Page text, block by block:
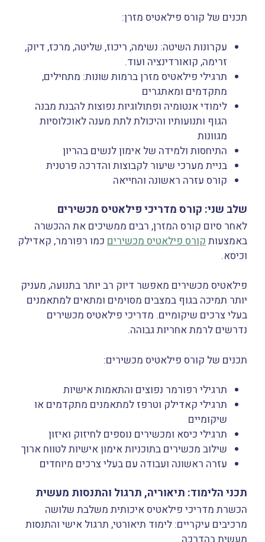
תכנים של קורס פילאטיס מזרן:
עקרונות השיטה: נשימה, ריכוז, שליטה, מרכז, דיוק,
זרימה, קואורדינציה ועוד.
תרגילי פילאטיס מזרן ברמות שונות: מתחילים,
מתקדמים ומאתגרים
לימודי אנטומיה ופתולוגיות נפוצות להבנת מבנה
הגוף ותנועותיו והיכולת לתת מענה לאוכלוסיות
מגוונות
התיחסות ולמידה של אימון לנשים בהריון
בניית מערכי שיעור לקבוצות והדרכה פרטנית
קורס עזרה ראשונה והחייאה
שלב שני: קורס מדריכי פילאטיס מכשירים
לאחר סיום קורס המזרן, רבים ממשיכים את ההכשרה
באמצעות קורס פילאטיס מכשירים כמו רפורמר, קאדילק
וכיסא.
פילאטיס מכשירים מאפשר דיוק רב יותר בתנועה, מעניק
יותר תמיכה בגוף במצבים מסוימים ומתאים למתאמנים
בעלי צרכים שיקומיים. מדריכי פילאטיס מכשירים
נדרשים לרמת אחריות גבוהה.
תכנים של קורס פילאטיס מכשירים:
תרגילי רפורמר נפוצים והתאמות אישיות
תרגילי קאדילק וטרפז למתאמנים מתקדמים או
שיקומיים
תרגילי כיסא ומכשירים נוספים לחיזוק ואיזון
שילוב מכשירים בתוכניות אימון אישיות לטווח ארוך
עזרה ראשונה ועבודה עם בעלי צרכים מיוחדים
תכני הלימוד: תיאוריה, תרגול והתנסות מעשית
הכשרת מדריכי פילאטיס איכותית משלבת שלושה
מרכיבים עיקריים: לימוד תיאורטי, תרגול אישי והתנסות
מעשית בהדרכה.